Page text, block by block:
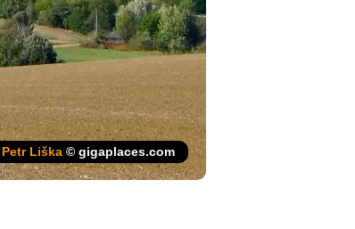
Petr Liška © gigaplaces.com